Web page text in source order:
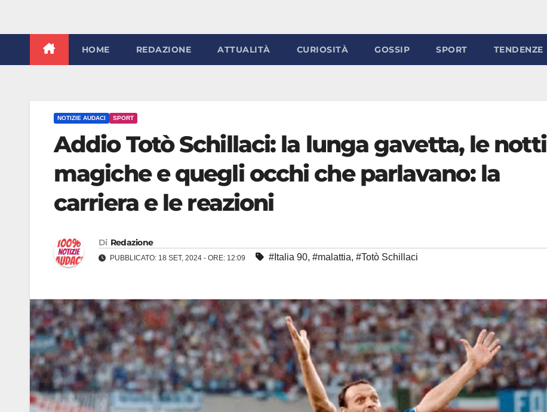
HOME REDAZIONE ATTUALITÀ CURIOSITÀ GOSSIP SPORT TENDENZE
NOTIZIE AUDACI SPORT
Addio Totò Schillaci: la lunga gavetta, le notti
magiche e quegli occhi che parlavano: la
carriera e le reazioni
Di Redazione
PUBBLICATO: 18 SET, 2024 - ORE: 12:09 #Italia 90, #malattia, #Totò Schillaci